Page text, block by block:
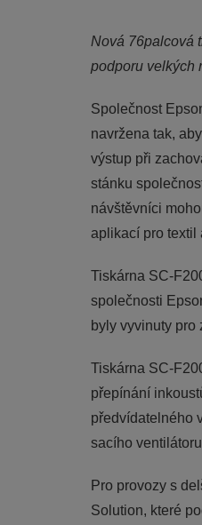
Nová 76palcová
podporu velkých
Společnost
navržena tak,
výstup při
stánku
návštěvníci
aplikací pro textil
Tiskárna SC-
společnosti
byly vyvinuty pro
Tiskárna SC-
přepínání
předvídatelného
sacího
Pro provozy s
Solution, které